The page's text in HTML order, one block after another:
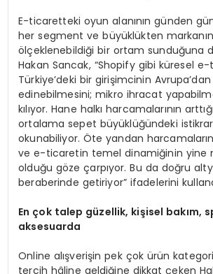
E-ticaretteki oyun alanının günden
her segment ve büyüklükten
ölçeklenebildiği bir ortam sunduğuna
Hakan Sancak, “Shopify gibi küresel
Türkiye’deki bir girişimcinin
edinebilmesini; mikro ihracat
kılıyor. Hane halkı harcamalarının
ortalama sepet büyüklüğündeki
okunabiliyor. Öte yandan
ve e-ticaretin temel dinamiğinin yine
olduğu göze çarpıyor. Bu da doğru
beraberinde getiriyor” ifadelerini
En çok talep güzellik, kişisel bakım,
aksesuarda
Online alışverişin pek çok ürün
tercih hâline geldiğine dikkat çeken